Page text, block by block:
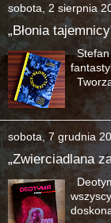
sobota, 2 sierpnia
„Błonia
Stefan
sobota, 7 grudnia
„Zwierciadlana